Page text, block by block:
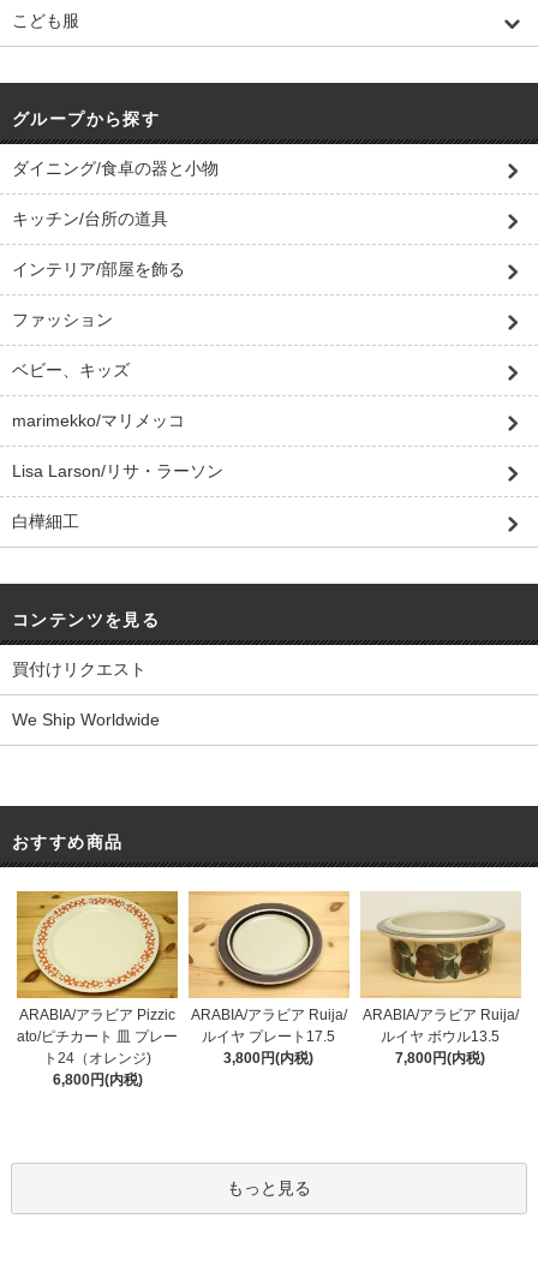
こども服
グループから探す
ダイニング/食卓の器と小物
キッチン/台所の道具
インテリア/部屋を飾る
ファッション
ベビー、キッズ
marimekko/マリメッコ
Lisa Larson/リサ・ラーソン
白樺細工
コンテンツを見る
買付けリクエスト
We Ship Worldwide
おすすめ商品
ARABIA/アラビア Pizzic
ato/ピチカート 皿 プレー
ト24（オレンジ)
6,800円(内税)
ARABIA/アラビア Ruija/
ルイヤ プレート17.5
3,800円(内税)
ARABIA/アラビア Ruija/
ルイヤ ボウル13.5
7,800円(内税)
もっと見る